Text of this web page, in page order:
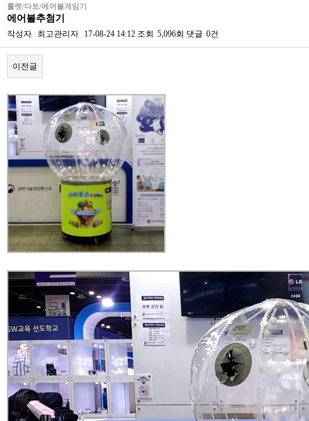
룰렛/다트/에어볼게임기
에어볼추첨기
작성자 최고관리자 17-08-24 14:12 조회 5,096회 댓글 0건
이전글
본문